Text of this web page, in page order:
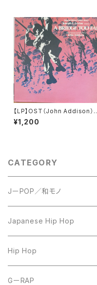
【LP】OST（John Addison） /
A Bridge Too Far
¥1,200
CATEGORY
JーPOP／和モノ
LP
7inch
CD
Japanese Hip Hop
12inch
LP
Hip Hop
LP
GーRAP